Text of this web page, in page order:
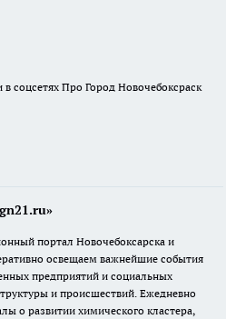
соцсетях Про Город Новочебоксраск
портал Новочебоксарска и
освещаем важнейшие события
предприятий и социальных
и происшествий. Ежедневно
о развитии химического кластера,